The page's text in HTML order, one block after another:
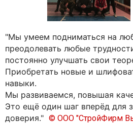
"Мы умеем подниматься на
преодолевать любые
постоянно улучшать свои
Приобретать новые и
навыки.
Мы развиваемся, повышая
Это ещё один шаг вперёд для
доверия." © ООО "СтройФирм